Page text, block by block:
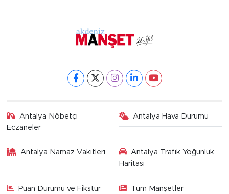
Antalya Nöbetçi
Eczaneler
Antalya Hava Durumu
Antalya Namaz Vakitleri
Antalya Trafik Yoğunluk
Haritası
Puan Durumu ve Fikstür Tüm Manşetler